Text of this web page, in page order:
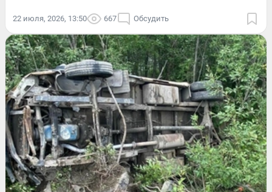
22 июля, 2026, 13:50 667 Обсудить